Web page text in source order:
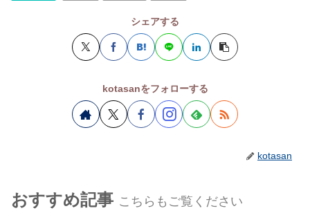
シェアする
kotasanをフォローする
kotasan
おすすめ記事 こちらもご覧ください